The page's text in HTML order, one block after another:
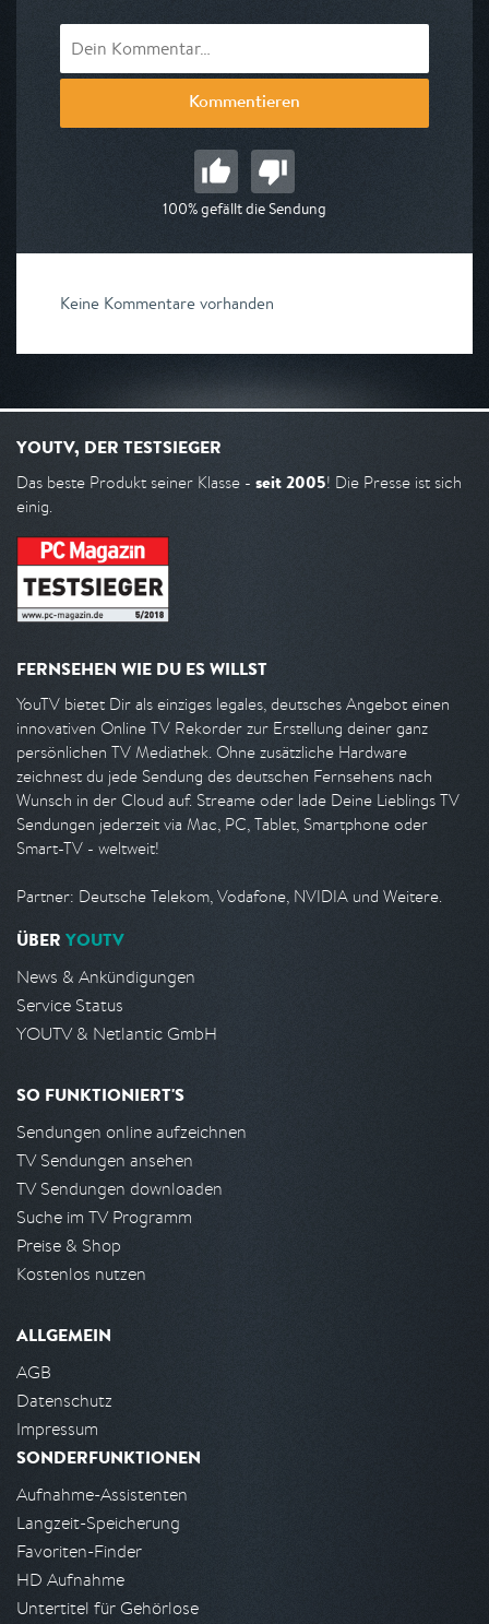
Kommentieren
100% gefällt die Sendung
Keine Kommentare vorhanden
YOUTV, DER TESTSIEGER
Das beste Produkt seiner Klasse - seit 2005! Die Presse ist sich
einig.
FERNSEHEN WIE DU ES WILLST
YouTV bietet Dir als einziges legales, deutsches Angebot einen
innovativen Online TV Rekorder zur Erstellung deiner ganz
persönlichen TV Mediathek. Ohne zusätzliche Hardware
zeichnest du jede Sendung des deutschen Fernsehens nach
Wunsch in der Cloud auf. Streame oder lade Deine Lieblings TV
Sendungen jederzeit via Mac, PC, Tablet, Smartphone oder
Smart-TV - weltweit!
Partner: Deutsche Telekom, Vodafone, NVIDIA und Weitere.
ÜBER YOUTV
News & Ankündigungen
Service Status
YOUTV & Netlantic GmbH
SO FUNKTIONIERT'S
Sendungen online aufzeichnen
TV Sendungen ansehen
TV Sendungen downloaden
Suche im TV Programm
Preise & Shop
Kostenlos nutzen
ALLGEMEIN
AGB
Datenschutz
Impressum
SONDERFUNKTIONEN
Aufnahme-Assistenten
Langzeit-Speicherung
Favoriten-Finder
HD Aufnahme
Untertitel für Gehörlose